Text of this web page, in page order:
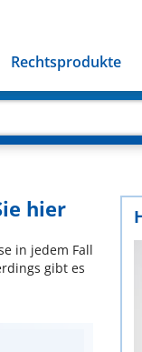
Rechtsprodukte
hier
in jedem Fall
gibt es